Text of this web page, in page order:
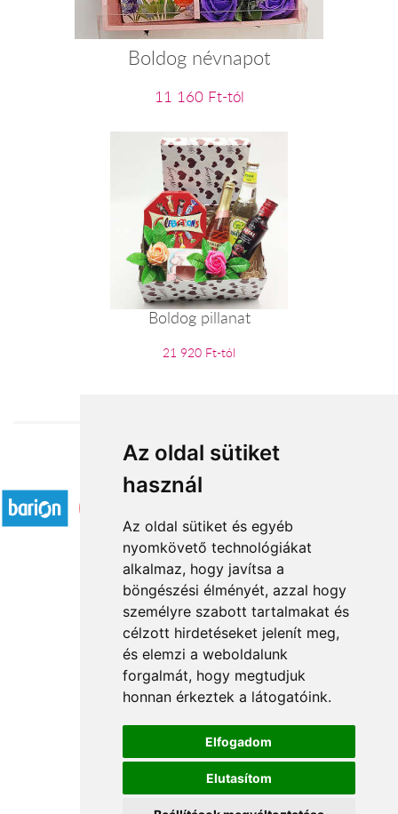
Az oldal sütiket
használ
Az oldal sütiket és egyéb
nyomkövető technológiákat
alkalmaz, hogy javítsa a
böngészési élményét, azzal hogy
személyre szabott tartalmakat és
célzott hirdetéseket jelenít meg,
és elemzi a weboldalunk
forgalmát, hogy megtudjuk
honnan érkeztek a látogatóink.
Elfogadom
Elutasítom
Boldog névnapot
11 160 Ft-tól
Boldog pillanat
21 920 Ft-tól
Elfogadott fizetési módok
Rólunk
Általános információ
Kapcsolat
Partnereink
Virágüzletek
Á.SZ.F.
Impresszum
Adatkezelési tájékoztató